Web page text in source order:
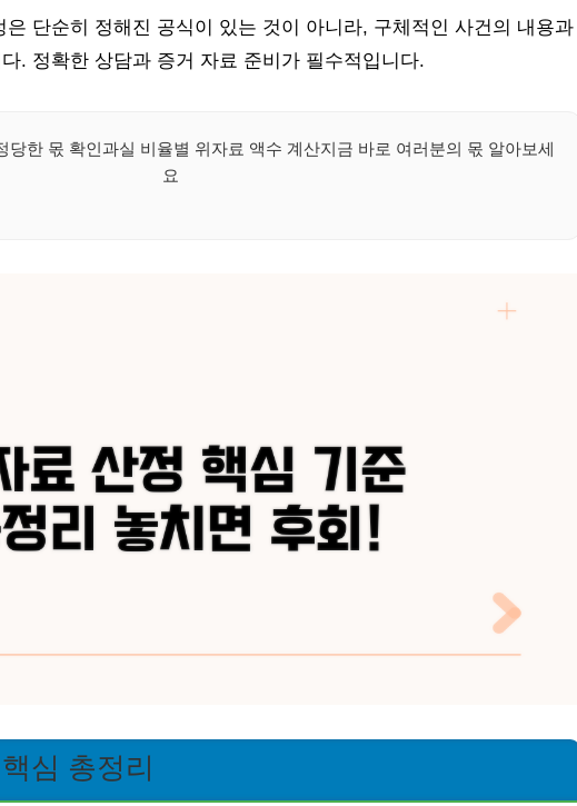
단순히 정해진 공식이 있는 것이 아니라, 구체적인 사건의 내용과
. 정확한 상담과 증거 자료 준비가 필수적입니다.
당한 몫 확인과실 비율별 위자료 액수 계산지금 바로 여러분의 몫 알아보세
요
심 총정리